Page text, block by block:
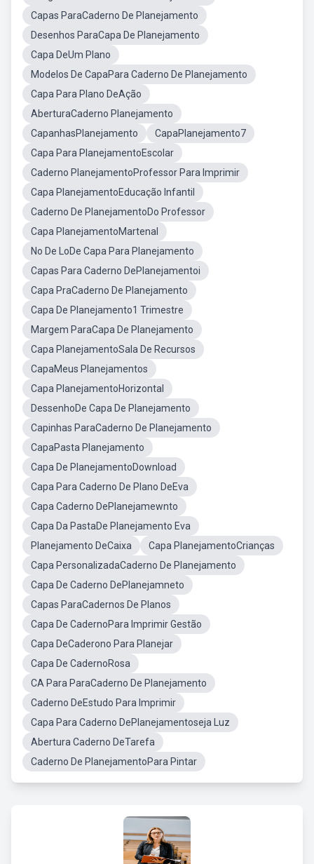
Capas ParaCaderno De Planejamento
Desenhos ParaCapa De Planejamento
Capa DeUm Plano
Modelos De CapaPara Caderno De Planejamento
Capa Para Plano DeAção
AberturaCaderno Planejamento
CapanhasPlanejamento
CapaPlanejamento7
Capa Para PlanejamentoEscolar
Caderno PlanejamentoProfessor Para Imprimir
Capa PlanejamentoEducação Infantil
Caderno De PlanejamentoDo Professor
Capa PlanejamentoMartenal
No De LoDe Capa Para Planejamento
Capas Para Caderno DePlanejamentoi
Capa PraCaderno De Planejamento
Capa De Planejamento1 Trimestre
Margem ParaCapa De Planejamento
Capa PlanejamentoSala De Recursos
CapaMeus Planejamentos
Capa PlanejamentoHorizontal
DessenhoDe Capa De Planejamento
Capinhas ParaCaderno De Planejamento
CapaPasta Planejamento
Capa De PlanejamentoDownload
Capa Para Caderno De Plano DeEva
Capa Caderno DePlanejamewnto
Capa Da PastaDe Planejamento Eva
Planejamento DeCaixa
Capa PlanejamentoCrianças
Capa PersonalizadaCaderno De Planejamento
Capa De Caderno DePlanejamneto
Capas ParaCadernos De Planos
Capa De CadernoPara Imprimir Gestão
Capa DeCaderono Para Planejar
Capa De CadernoRosa
CA Para ParaCaderno De Planejamento
Caderno DeEstudo Para Imprimir
Capa Para Caderno DePlanejamentoseja Luz
Abertura Caderno DeTarefa
Caderno De PlanejamentoPara Pintar